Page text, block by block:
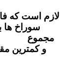
سوراخ ها
مجموع باشد
و کمترین